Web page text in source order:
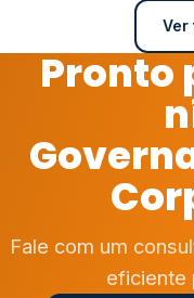
Ver
Pronto
Fale com um
eficiente